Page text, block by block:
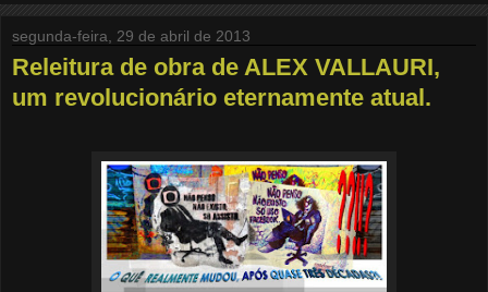
segunda-feira, 29 de abril de 2013
Releitura de obra de ALEX VALLAURI,
um revolucionário eternamente atual.